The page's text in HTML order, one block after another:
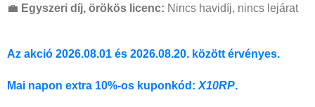
💼 Egyszeri díj, örökös licenc: Nincs havidíj, nincs lejárat
Az akció 2026.08.01 és 2026.08.20. között érvényes.
Mai napon extra 10%-os kuponkód: X10RP.